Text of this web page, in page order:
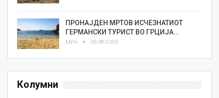
ПРОНАЈДЕН МРТОВ ИСЧЕЗНАТИОТ
ГЕРМАНСКИ ТУРИСТ ВО ГРЦИЈА…
МИА 06/08/2026
Колумни